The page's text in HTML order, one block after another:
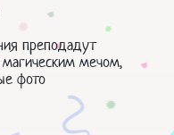
преподадут
мечом,
фото